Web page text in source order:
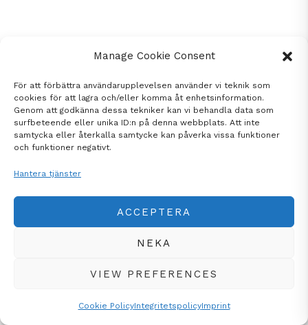
Manage Cookie Consent
För att förbättra användarupplevelsen använder vi teknik som
cookies för att lagra och/eller komma åt enhetsinformation.
Genom att godkänna dessa tekniker kan vi behandla data som
surfbeteende eller unika ID:n på denna webbplats. Att inte
samtycka eller återkalla samtycke kan påverka vissa funktioner
och funktioner negativt.
Hantera tjänster
ACCEPTERA
NEKA
VIEW PREFERENCES
Cookie PolicyIntegritetspolicyImprint